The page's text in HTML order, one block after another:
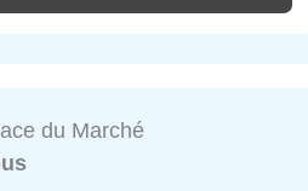
du Marché